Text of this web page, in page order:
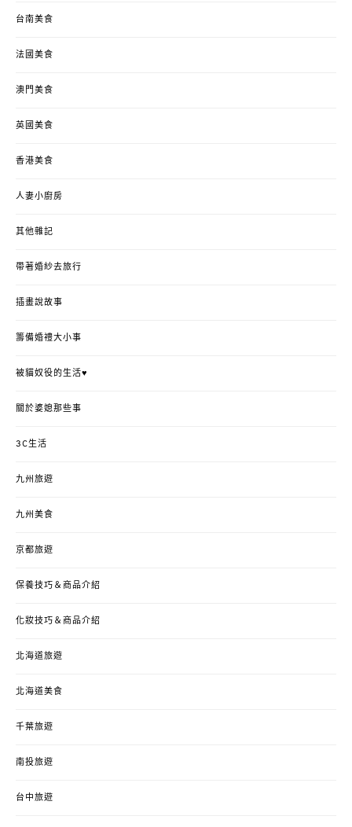
台南美食
法國美食
澳門美食
英國美食
香港美食
人妻小廚房
其他雜記
帶著婚紗去旅行
插畫說故事
籌備婚禮大小事
被貓奴役的生活♥
關於婆媳那些事
3C生活
九州旅遊
九州美食
京都旅遊
保養技巧＆商品介紹
化妝技巧＆商品介紹
北海道旅遊
北海道美食
千葉旅遊
南投旅遊
台中旅遊